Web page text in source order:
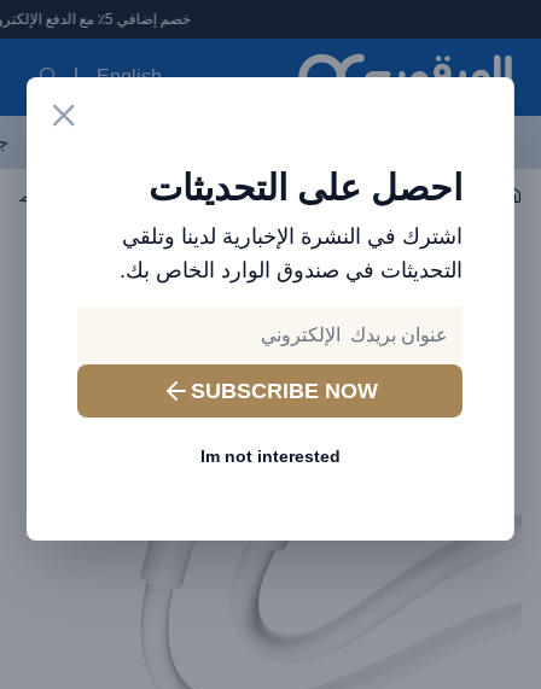
العرقوب - متجر الإلكترونيات في الإمارات
خصم إضافي 5٪ مع الدفع الإلكتروني
English
احصل على التحديثات
اشترك في النشرة الإخبارية لدينا وتلقي
التحديثات في صندوق الوارد الخاص بك.
SUBSCRIBE NOW
Im not interested
اكسسوارات الجوال الكابلات